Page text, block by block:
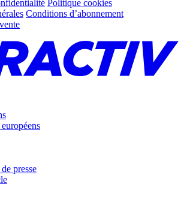
Politique cookies
Conditions d’abonnement
presse